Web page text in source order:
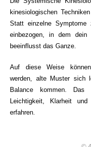
kinesiologischen
Statt einzelne
einbezogen, in dem dein
beeinflusst das Ganze.
Auf diese Weise können
werden, alte Muster sich
Balance kommen.
Leichtigkeit, Klarheit
erfahren.